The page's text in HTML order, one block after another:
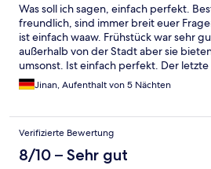
Was soll ich sagen, einfach perfekt.
freundlich, sind immer breit euer
ist einfach waaw. Frühstück war sehr
außerhalb von der Stadt aber sie
umsonst. Ist einfach perfekt. Der
muss man laufen oder Taxi aber war
mieten oder Auto. Einmal muss man hier
Jinan, Aufenthalt von 5 Nächten
Verifizierte Bewertung
8/10 – Sehr gut